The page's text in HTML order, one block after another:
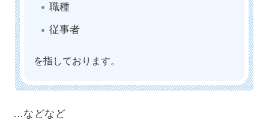
職種
従事者
を指しております。
…などなど